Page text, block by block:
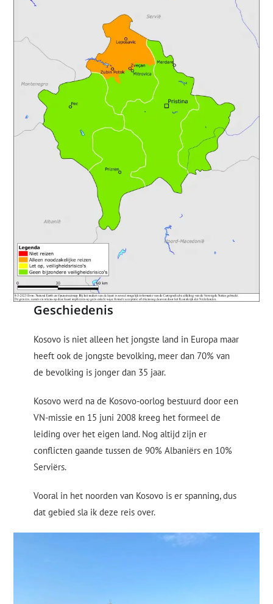
Geschiedenis
Kosovo is niet alleen het jongste land in Europa maar
heeft ook de jongste bevolking, meer dan 70% van
de bevolking is jonger dan 35 jaar.
Kosovo werd na de Kosovo-oorlog bestuurd door een
VN-missie en 15 juni 2008 kreeg het formeel de
leiding over het eigen land. Nog altijd zijn er
conflicten gaande tussen de 90% Albaniërs en 10%
Serviërs.
Vooral in het noorden van Kosovo is er spanning, dus
dat gebied sla ik deze reis over.